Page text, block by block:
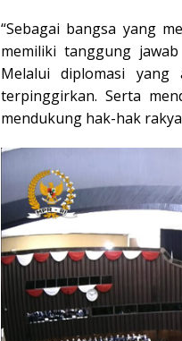
“Sebagai bangsa yang
memiliki tanggung
Melalui diplomasi
terpinggirkan. Serta
mendukung hak-hak